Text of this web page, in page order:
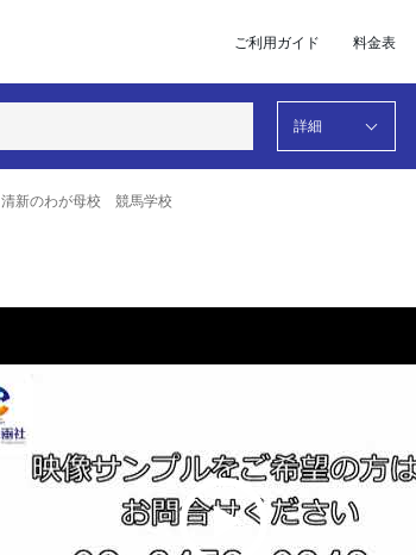
ご利用ガイド 料金表
詳細
清新のわが母校 競馬学校